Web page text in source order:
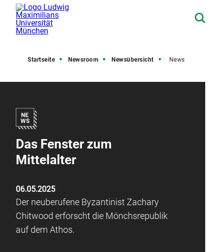
Startseite Newsroom Newsübersicht News
Das Fenster zum
Mittelalter
06.05.2025
Der neuberufene Byzantinist Zachary
Chitwood erforscht die Mönchsrepublik
auf dem Athos.